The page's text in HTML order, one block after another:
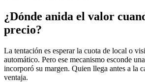
¿Dónde anida el valor
precio?
La tentación es esperar la cuota de local o
automático. Pero ese mecanismo esconde
incorporó su margen. Quien llega antes a la
ventaja.